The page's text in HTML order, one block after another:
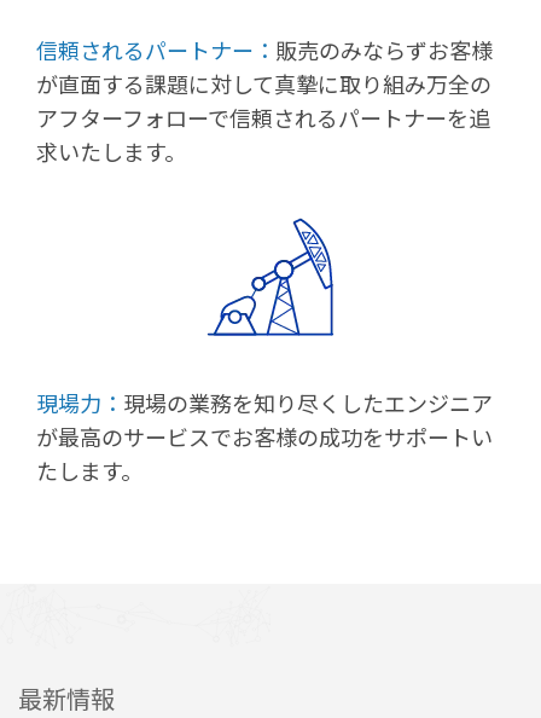
信頼されるパートナー： 販売のみならずお客様
が直面する課題に対して真摯に取り組み万全の
アフターフォローで信頼されるパートナーを追
求いたします。
現場力： 現場の業務を知り尽くしたエンジニア
が最高のサービスでお客様の成功をサポートい
たします。
最新情報